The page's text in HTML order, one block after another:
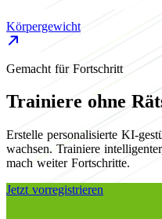
Körpergewicht
Gemacht für Fortschritt
Trainiere ohne
Erstelle personalisierte KI-
wachsen. Trainiere
mach weiter Fortschritte.
Jetzt vorregistrieren